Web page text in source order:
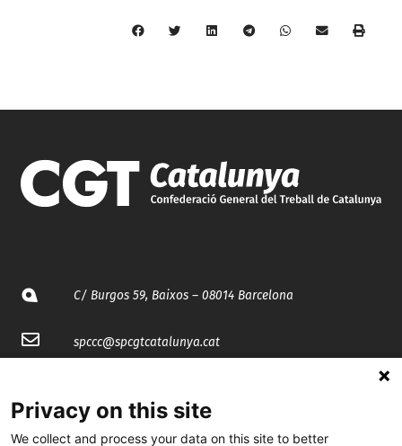
C/ Burgos 59, Baixos – 08014 Barcelona
spccc@spcgtcatalunya.cat
@CGTCatalunya
Privacy on this site
We collect and process your data on this site to better